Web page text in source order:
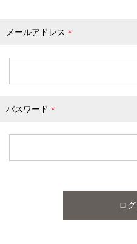
メールアドレス
必
パスワード
必
ロ